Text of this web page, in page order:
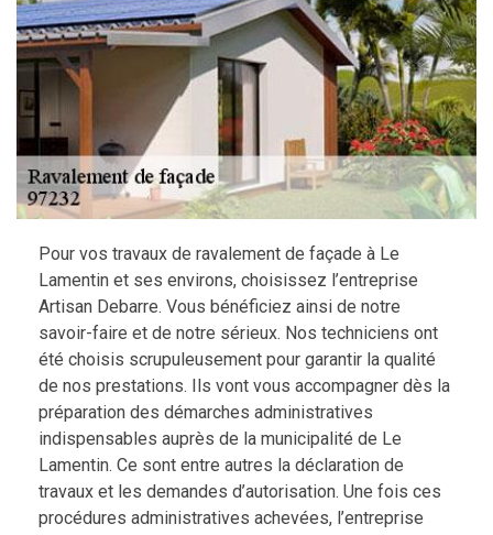
Pour vos travaux de ravalement de façade à Le
Lamentin et ses environs, choisissez l’entreprise
Artisan Debarre. Vous bénéficiez ainsi de notre
savoir-faire et de notre sérieux. Nos techniciens ont
été choisis scrupuleusement pour garantir la qualité
de nos prestations. Ils vont vous accompagner dès la
préparation des démarches administratives
indispensables auprès de la municipalité de Le
Lamentin. Ce sont entre autres la déclaration de
travaux et les demandes d’autorisation. Une fois ces
procédures administratives achevées, l’entreprise